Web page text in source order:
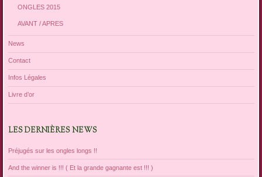
ONGLES 2015
AVANT / APRES
News
Contact
Infos Légales
Livre d’or
LES DERNIÈRES NEWS
Préjugés sur les ongles longs !!
And the winner is !!! ( Et la grande gagnante est !!! )